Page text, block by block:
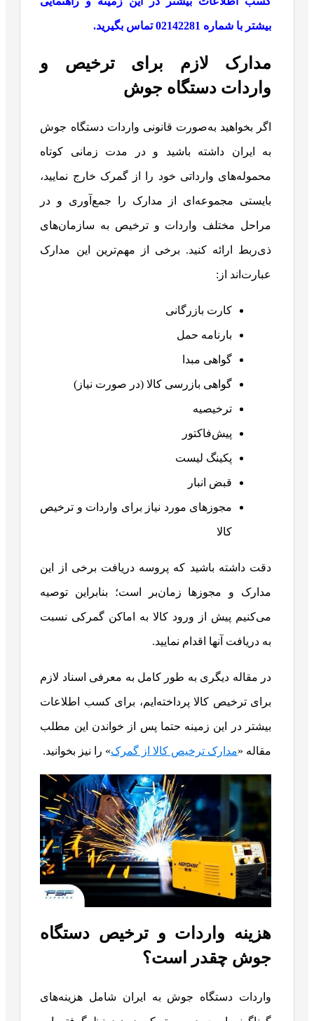
بیشتر با شماره 02142281 تماس بگیرید.
مدارک لازم برای ترخیص و
واردات دستگاه جوش
اگر بخواهید به‌صورت قانونی واردات دستگاه جوش
به ایران داشته باشید و در مدت زمانی کوتاه
محموله‌های وارداتی خود را از گمرک خارج نمایید،
بایستی مجموعه‌ای از مدارک را جمع‌آوری و در
مراحل مختلف واردات و ترخیص به سازمان‌های
ذی‌ربط ارائه کنید. برخی از مهم‌ترین این مدارک
عبارت‌اند از:
کارت بازرگانی
بارنامه حمل
گواهی مبدا
گواهی بازرسی کالا (در صورت نیاز)
ترخیصیه
پیش‌فاکتور
پکینگ لیست
قبض انبار
مجوزهای مورد نیاز برای واردات و ترخیص
کالا
دقت داشته باشید که پروسه دریافت برخی از این
مدارک و مجوزها زمان‌بر است؛ بنابراین توصیه
می‌کنیم پیش از ورود کالا به اماکن گمرکی نسبت
به دریافت آنها اقدام نمایید.
در مقاله دیگری به طور کامل به معرفی اسناد لازم
برای ترخیص کالا پرداخته‌ایم، برای کسب اطلاعات
بیشتر در این زمینه حتما پس از خواندن این مطلب
مقاله «مدارک ترخیص کالا از گمرک» را نیز بخوانید.
هزینه واردات و ترخیص دستگاه
جوش چقدر است؟
واردات دستگاه جوش به ایران شامل هزینه‌های